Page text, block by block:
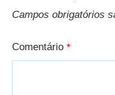
Campos obrigatórios
Comentário *